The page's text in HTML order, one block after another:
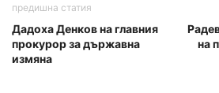
предишна статия
Дадоха Денков на главния
прокурор за държавна
измяна
на